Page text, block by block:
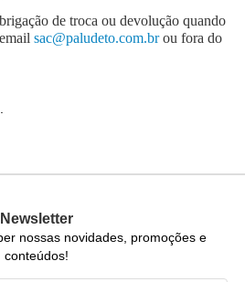
de troca ou devolução quando
sac@paludeto.com.br ou fora do
Newsletter
nossas novidades, promoções e
conteúdos!